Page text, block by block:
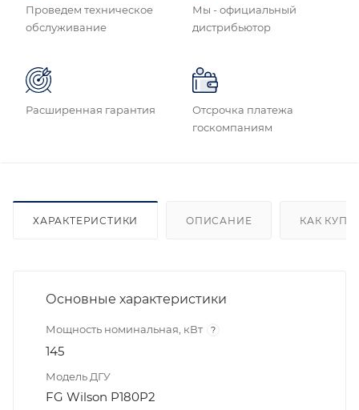
Проведем техническое
обслуживание
Мы - официальный
дистрибьютор
Расширенная гарантия
Отсрочка платежа
госкомпаниям
ХАРАКТЕРИСТИКИ ОПИСАНИЕ КАК
Основные характеристики
Мощность номинальная, кВт ?
145
Модель ДГУ
FG Wilson P180P2